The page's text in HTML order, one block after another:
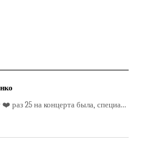
раз 25 на концерта была, специа...